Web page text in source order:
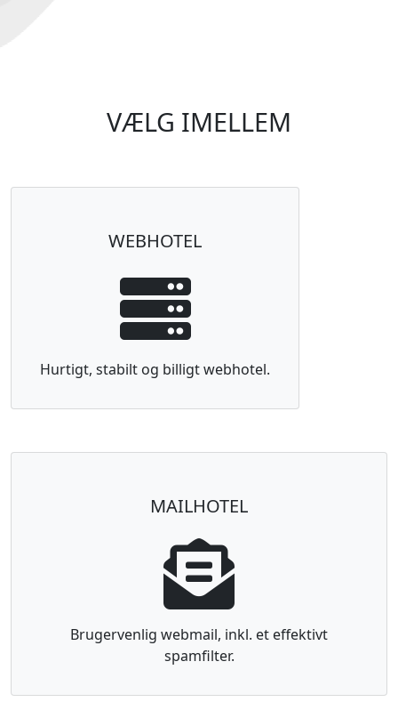
VÆLG IMELLEM
WEBHOTEL
Hurtigt, stabilt og billigt webhotel.
MAILHOTEL
Brugervenlig webmail, inkl. et effektivt
spamfilter.